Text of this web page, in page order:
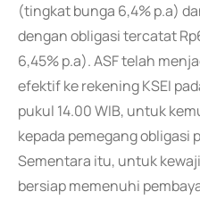
(tingkat bunga 6,4% p.a)
dengan obligasi tercatat
6,45% p.a). ASF telah
efektif ke rekening KSEI
pukul 14.00 WIB, untuk
kepada pemegang obligasi
Sementara itu, untuk
bersiap memenuhi